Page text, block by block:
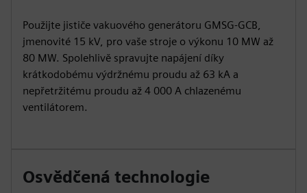
Použijte jističe vakuového generátoru GMSG-GCB,
jmenovité 15 kV, pro vaše stroje o výkonu 10 MW až
80 MW. Spolehlivě spravujte napájení díky
krátkodobému výdržnému proudu až 63 kA a
nepřetržitému proudu až 4 000 A chlazenému
ventilátorem.
Osvědčená technologie